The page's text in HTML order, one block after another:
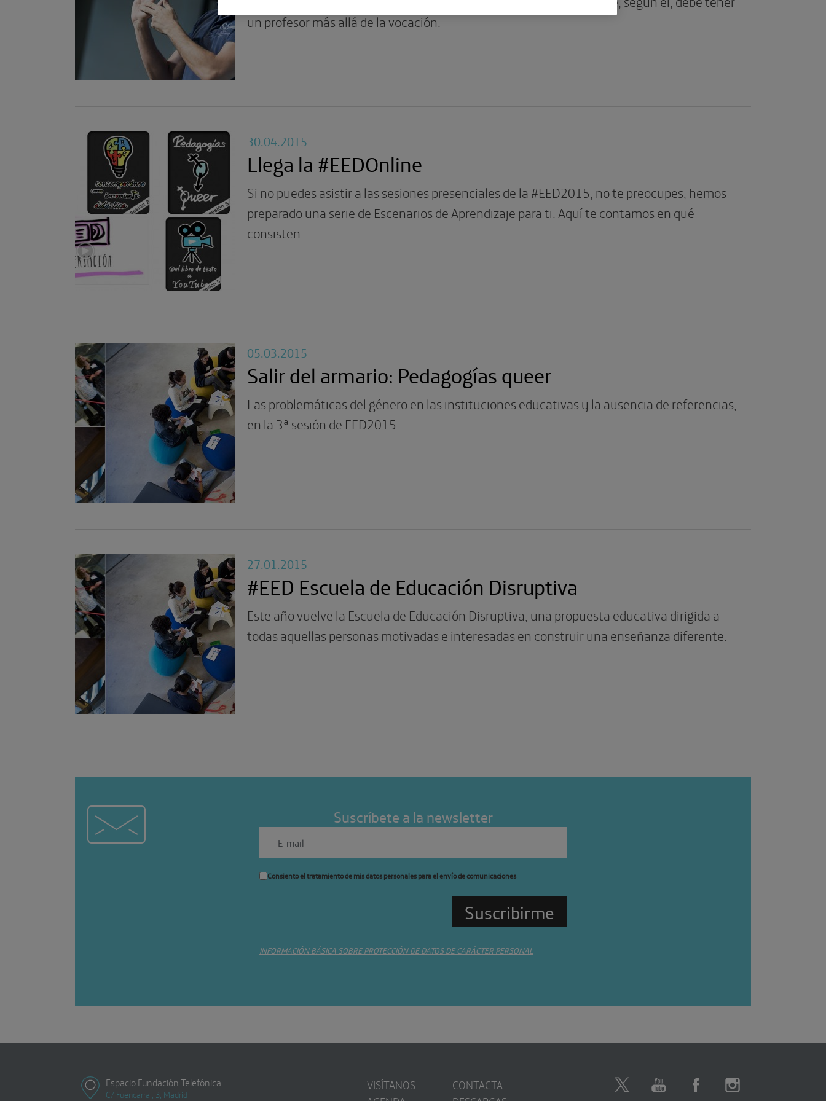
un profesor más allá de la vocación.
30.04.2015
Llega la #EEDOnline
Si no puedes asistir a las sesiones presenciales de la #EED2015, no te preocupes, hemos
preparado una serie de Escenarios de Aprendizaje para ti. Aquí te contamos en qué
consisten.
05.03.2015
Salir del armario: Pedagogías queer
Las problemáticas del género en las instituciones educativas y la ausencia de referencias,
en la 3ª sesión de EED2015.
27.01.2015
#EED Escuela de Educación Disruptiva
Este año vuelve la Escuela de Educación Disruptiva, una propuesta educativa dirigida a
todas aquellas personas motivadas e interesadas en construir una enseñanza diferente.
Suscríbete a la newsletter
Consiento el tratamiento de mis datos personales para el envío de comunicaciones
INFORMACIÓN BÁSICA SOBRE PROTECCIÓN DE DATOS DE CARÁCTER PERSONAL
Espacio Fundación Telefónica
C/ Fuencarral, 3, Madrid
VISÍTANOS
CONTACTA